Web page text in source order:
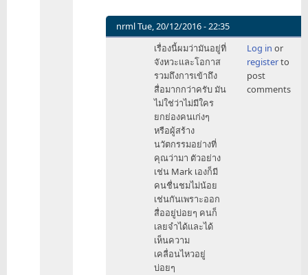
nrmlTue, 20/12/2016 - 22:35
In
เรื่องนี้ผมว่ามันอยู่ที่
จังหวะและโอกาส
รวมถึงการเข้าถึง
สื่อมากกว่าครับ มัน
ไม่ใช่ว่าไม่มีใคร
ยกย่องคนเก่งๆ
หรือผู้สร้าง
นวัตกรรมอย่างที่
คุณว่ามา ตัวอย่าง
เช่น Mark เองก็มี
คนชื่นชมไม่น้อย
เช่นกันเพราะออก
สื่ออยู่บ่อยๆ คนก็
เลยจำได้และได้
เห็นความ
เคลื่อนไหวอยู่
บ่อยๆ
Log in or
registerto
post
comments